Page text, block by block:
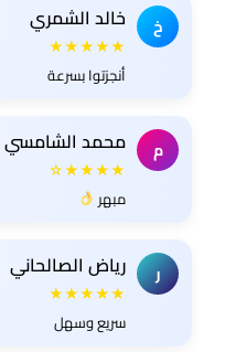
خ خالد الشمري
★★★★★
أنجزتوا بسرعة
م محمد الشامسي
★★★★☆
مبهر
ر رياض الصالحاني
★★★★★
سريع وسهل